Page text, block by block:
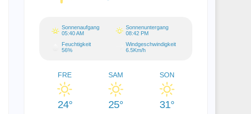
Sonnenaufgang
05:40 AM
Sonnenuntergang
08:42 PM
Feuchtigkeit
56%
Windgeschwindigkeit
6.5Km/h
FRE
24°
SAM
25°
SON
31°